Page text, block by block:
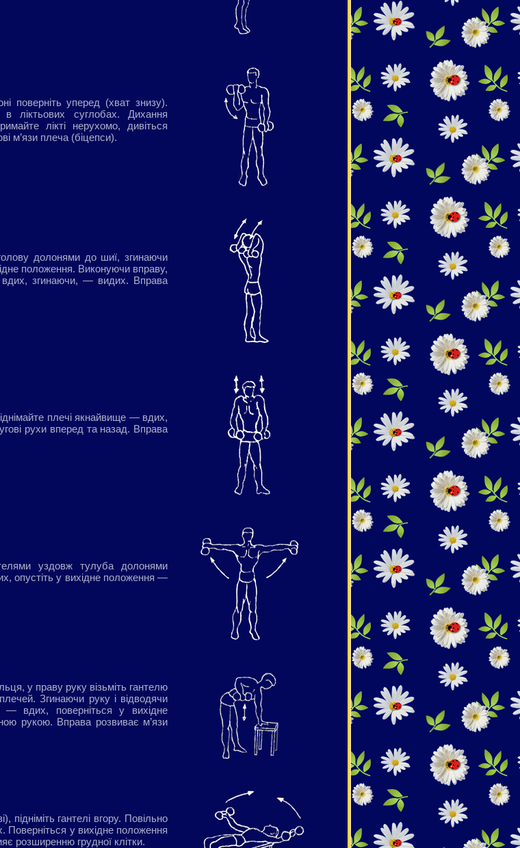
поверніть уперед (хват знизу).
ліктьових суглобах. Дихання
лікті нерухомо, дивіться
м’язи плеча (біцепси).
голову долонями до шиї, згинаючи
положення. Виконуючи вправу,
вдих, згинаючи, — видих. Вправа
плечі якнайвище — вдих,
рухи вперед та назад. Вправа
уздовж тулуба долонями
опустіть у вихідне положення —
у праву руку візьміть гантелю
Згинаючи руку і відводячи
— вдих, поверніться у вихідне
рукою. Вправа розвиває м’язи
підніміть гантелі вгору. Повільно
Поверніться у вихідне положення
розширенню грудної клітки.